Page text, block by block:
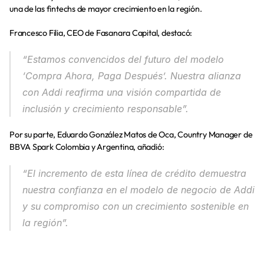
una de las fintechs de mayor crecimiento en la región.
Francesco Filia, CEO de Fasanara Capital, destacó:
“Estamos convencidos del futuro del modelo
‘Compra Ahora, Paga Después’. Nuestra alianza
con Addi reafirma una visión compartida de
inclusión y crecimiento responsable”.
Por su parte, Eduardo González Matos de Oca
, Country Manager de
BBVA Spark Colombia y Argentina, añadió:
“El incremento de esta línea de crédito demuestra
nuestra confianza en el modelo de negocio de Addi
y su compromiso con un crecimiento sostenible en
la región”.